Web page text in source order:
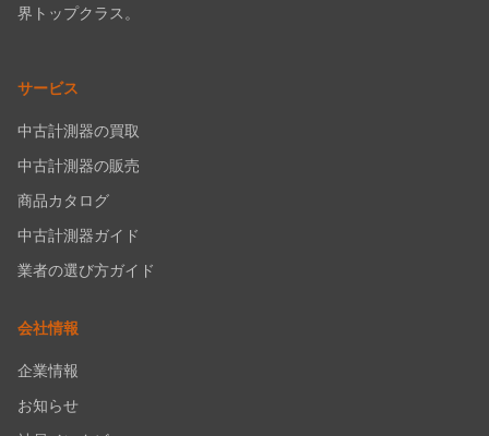
界トップクラス。
サービス
中古計測器の買取
中古計測器の販売
商品カタログ
中古計測器ガイド
業者の選び方ガイド
会社情報
企業情報
お知らせ